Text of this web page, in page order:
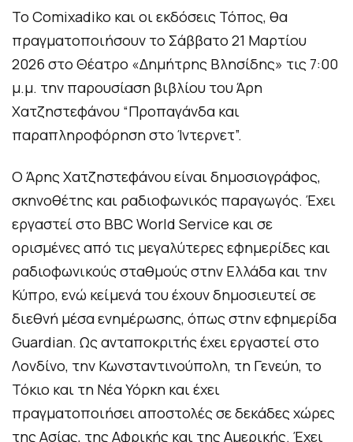
Το Comixadiko και οι εκδόσεις Τόπος, θα
πραγματοποιήσουν το Σάββατο 21 Μαρτίου
2026 στο Θέατρο «Δημήτρης Βλησίδης» τις 7:00
μ.μ. την παρουσίαση βιβλίου του Άρη
Χατζηστεφάνου “Προπαγάνδα και
παραπληροφόρηση στο Ίντερνετ”.
Ο Άρης Χατζηστεφάνου είναι δημοσιογράφος,
σκηνοθέτης και ραδιοφωνικός παραγωγός. Έχει
εργαστεί στο BBC World Service και σε
ορισμένες από τις μεγαλύτερες εφημερίδες και
ραδιοφωνικούς σταθμούς στην Ελλάδα και την
Κύπρο, ενώ κείμενά του έχουν δημοσιευτεί σε
διεθνή μέσα ενημέρωσης, όπως στην εφημερίδα
Guardian. Ως ανταποκριτής έχει εργαστεί στο
Λονδίνο, την Κωνσταντινούπολη, τη Γενεύη, το
Τόκιο και τη Νέα Υόρκη και έχει
πραγματοποιήσει αποστολές σε δεκάδες χώρες
της Ασίας, της Αφρικής και της Αμερικής. Έχει